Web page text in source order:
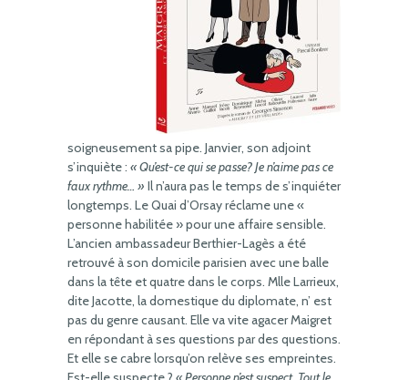
soigneusement sa pipe. Janvier, son adjoint
s’inquiète : « Qu’est-ce qui se passe? Je n’aime pas ce
faux rythme… » Il n’aura pas le temps de s’inquiéter
longtemps. Le Quai d’Orsay réclame une «
personne habilitée » pour une affaire sensible.
L’ancien ambassadeur Berthier-Lagès a été
retrouvé à son domicile parisien avec une balle
dans la tête et quatre dans le corps. Mlle Larrieux,
dite Jacotte, la domestique du diplomate, n’ est
pas du genre causant. Elle va vite agacer Maigret
en répondant à ses questions par des questions.
Et elle se cabre lorsqu’on relève ses empreintes.